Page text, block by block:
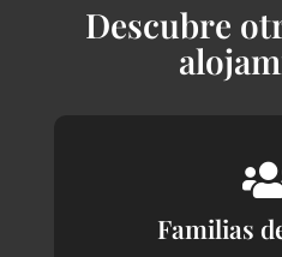
Descubre
Familias